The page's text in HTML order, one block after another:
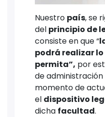
Nuestro país, se
del principio de
consiste en que “
podrá realizar lo
permita”, por
de
momento de
el dispositivo
dicha facultad.